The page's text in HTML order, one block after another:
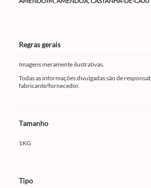
regras gerais
Imagens meramente ilustrativas.
Todas as informações divulgadas são de
fabricante/fornecedor.
tamanho
1KG
tipo